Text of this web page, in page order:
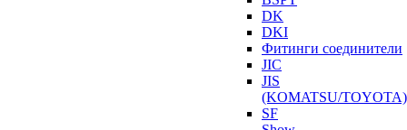
DK
DKI
Фитинги соединители
JIC
JIS
(KOMATSU/TOYOTA)
SF